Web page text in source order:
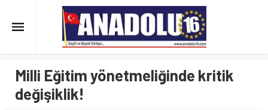
Milli Eğitim yönetmeliğinde kritik
değişiklik!